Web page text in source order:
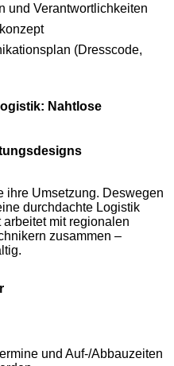
und Verantwortlichkeiten
(Dresscode,
Nahtlose
ihre Umsetzung. Deswegen
durchdachte Logistik
mit regionalen
zusammen –
und Auf‑/Abbauzeiten